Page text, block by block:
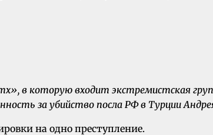
в которую входит экстремистская
за убийство посла РФ в Турции
на одно преступление.